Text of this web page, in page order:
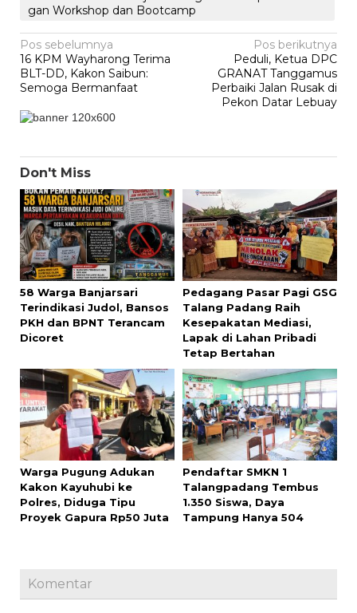
gan Workshop dan Bootcamp
Navigasi
pos
Pos sebelumnya
16 KPM Wayharong Terima
BLT-DD, Kakon Saibun:
Semoga Bermanfaat
Pos berikutnya
Peduli, Ketua DPC
GRANAT Tanggamus
Perbaiki Jalan Rusak di
Pekon Datar Lebuay
Don't Miss
58 Warga Banjarsari
Terindikasi Judol, Bansos
PKH dan BPNT Terancam
Dicoret
Pedagang Pasar Pagi GSG
Talang Padang Raih
Kesepakatan Mediasi,
Lapak di Lahan Pribadi
Tetap Bertahan
Warga Pugung Adukan
Kakon Kayuhubi ke
Polres, Diduga Tipu
Proyek Gapura Rp50 Juta
Pendaftar SMKN 1
Talangpadang Tembus
1.350 Siswa, Daya
Tampung Hanya 504
Komentar